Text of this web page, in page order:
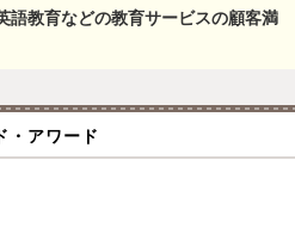
語教育などの教育サービスの顧客満
・アワード